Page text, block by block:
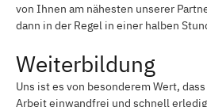
von Ihnen am nähesten unserer
dann in der Regel in einer halben
Weiterbildung
Uns ist es von besonderem Wert,
Arbeit einwandfrei und schnell